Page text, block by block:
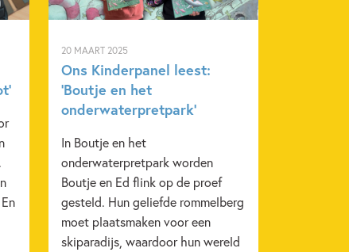
20 MAART 2025
Ons Kinderpanel leest:
‘Boutje en het
onderwaterpretpark’
In Boutje en het
onderwaterpretpark worden
Boutje en Ed flink op de proef
gesteld. Hun geliefde rommelberg
moet plaatsmaken voor een
skiparadijs, waardoor hun wereld